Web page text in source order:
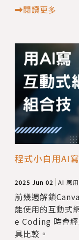
閱讀更多
程式小白用AI
2025 Jun 02 AI 應用
前幾週解鎖
能使用的互動式
e Coding 時會
具比較。​